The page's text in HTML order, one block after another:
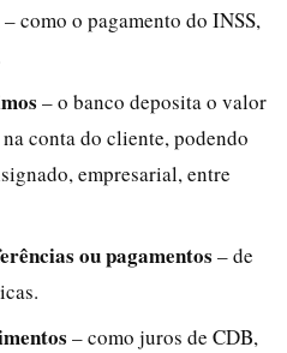
– como o pagamento do INSS,
– o banco deposita o valor
conta do cliente, podendo
empresarial, entre
ou pagamentos – de
– como juros de CDB,